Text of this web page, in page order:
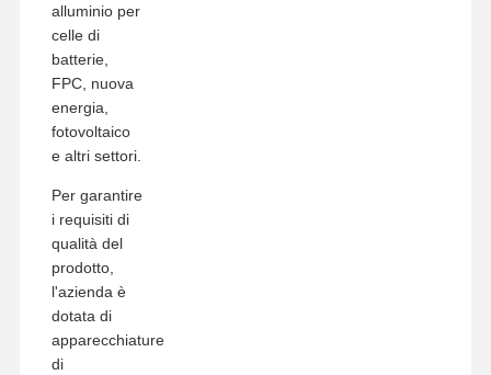
alluminio per
celle di
batterie,
FPC, nuova
energia,
fotovoltaico
e altri settori.
Per garantire
i requisiti di
qualità del
prodotto,
l'azienda è
dotata di
apparecchiature
di